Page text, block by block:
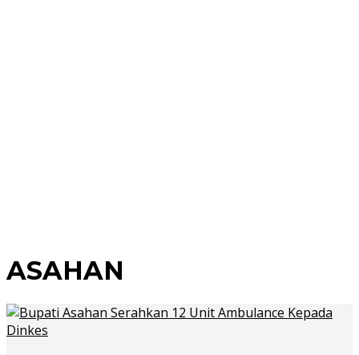
ASAHAN